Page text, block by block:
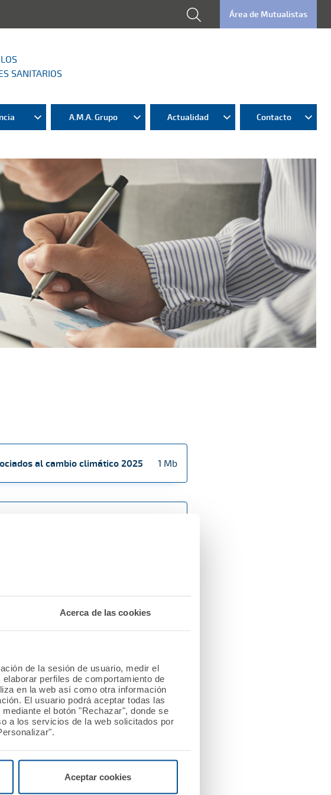
Acerca de las cookies
de la sesión de usuario, medir el
perfiles de comportamiento de
en la web así como otra información
El usuario podrá aceptar todas las
el botón "Rechazar", donde se
a los servicios de la web solicitados por
Aceptar cookies
Área de Mutualistas
SANITARIOS
A.M.A. Grupo Actualidad Contacto
al cambio climático 2025 1 Mb
al cambio climático 2023 3 Mb